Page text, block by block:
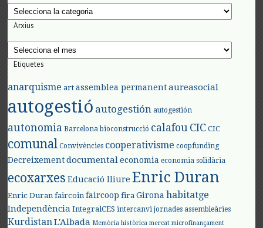
Categories
Arxius
Arxius
Etiquetes
anarquisme art assemblea permanent aureasocial
autogestió autogestión autogestión
autonomia Barcelona bioconstrucció calafouCIC CIC
comunal Convivències cooperativisme coopfunding
Decreixement documental economia economia solidària
ecoxarxes Educació lliure Enric Duran
Enric Duran faircoin faircoop fira Girona habitatge
Independència IntegralCES intercanvi jornades assembleàries
KurdistanL'Albada Memòria històrica mercat microfinançament